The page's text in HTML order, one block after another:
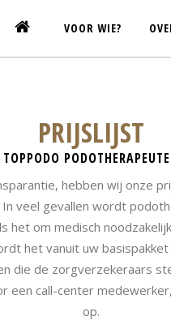
VOOR WIE?
PRIJSLIJST
TOPPODO
hebben wij onze
veel gevallen wordt
het om medisch
het vanuit uw
die de zorgverzekeraars
een call-center
op.